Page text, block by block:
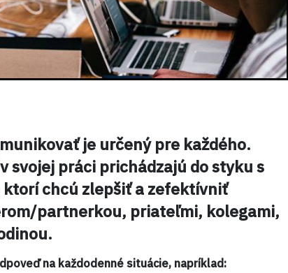
je určený pre každého.
svojej práci prichádzajú do styku s
chcú zlepšiť a zefektívniť
partnerkou, priateľmi, kolegami,
na každodenné situácie, napríklad: